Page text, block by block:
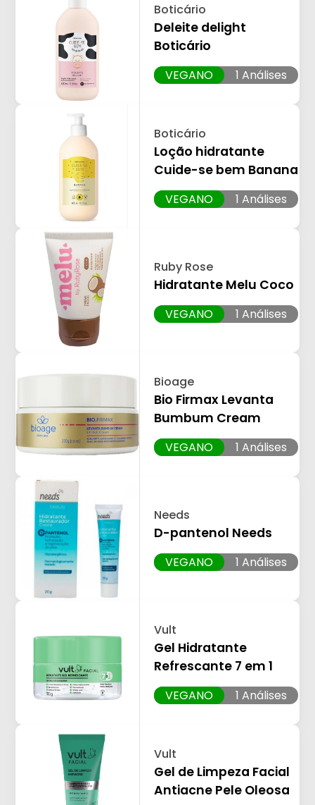
Boticário
Deleite delight
Boticário
VEGANO 1 Análises
Boticário
Loção hidratante
Cuide-se bem Banana
VEGANO 1 Análises
Ruby Rose
Hidratante Melu Coco
VEGANO 1 Análises
Bioage
Bio Firmax Levanta
Bumbum Cream
VEGANO 1 Análises
Needs
D-pantenol Needs
VEGANO 1 Análises
Vult
Gel Hidratante
Refrescante 7 em 1
VEGANO 1 Análises
Vult
Gel de Limpeza Facial
Antiacne Pele Oleosa